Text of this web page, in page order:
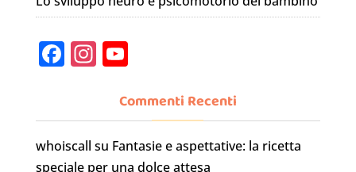
F
e
b
In
gr
a
Y
u
T
u
Commenti Recenti
whoiscall su Fantasie e aspettative: la ricetta
speciale per una dolce attesa